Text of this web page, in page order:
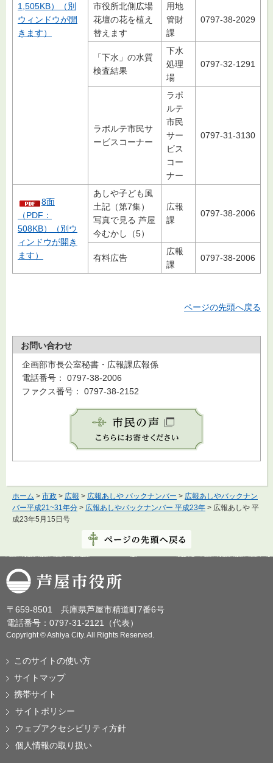
1,505KB）（別
ウィンドウが開
きます）
市役所北側広場
花壇の花を植え
替えます
用地
管財
課
0797-38-2029
「下水」の水質
検査結果
下水
処理
場
0797-32-1291
ラポルテ市民サ
ービスコーナー
ラポ
ルテ
市民
サー
ビス
コー
ナー
0797-31-3130
8面
（PDF：
508KB）（別ウ
ィンドウが開き
ます）
あしや子ども風
土記（第7集）
写真で見る 芦屋
今むかし（5）
広報
課
0797-38-2006
有料広告
広報
課
0797-38-2006
ページの先頭へ戻る
お問い合わせ
企画部市長公室秘書・広報課広報係
電話番号： 0797-38-2006
ファクス番号： 0797-38-2152
ホーム > 市政 > 広報 > 広報あしや バックナンバー > 広報あしやバックナン
バー平成21~31年分 > 広報あしやバックナンバー 平成23年 > 広報あしや 平
成23年5月15日号
芦屋市役所
〒659-8501 兵庫県芦屋市精道町7番6号
電話番号：0797-31-2121（代表）
Copyright © Ashiya City. All Rights Reserved.
このサイトの使い方
サイトマップ
携帯サイト
サイトポリシー
ウェブアクセシビリティ方針
個人情報の取り扱い